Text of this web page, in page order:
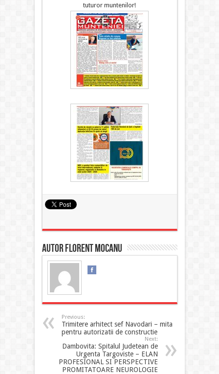
tuturor muntenilor!
Autor Florent MOCANU
Previous:
Trimitere arhitect sef Navodari – mita
pentru autorizatii de constructie
Next:
Dambovita: Spitalul Judetean de
Urgenta Targoviste – ELAN
PROFESIONAL SI PERSPECTIVE
PROMITATOARE NEUROLOGIE